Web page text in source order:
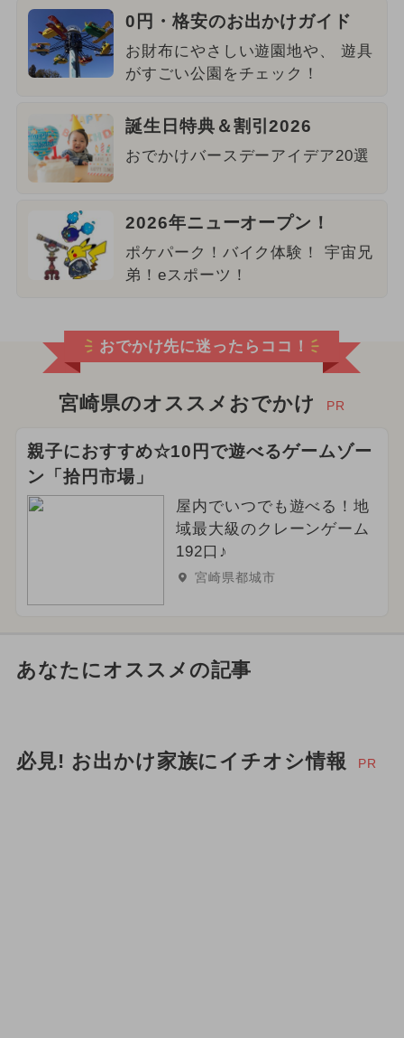
0円・格安のお出かけガイド
お財布にやさしい遊園地や、 遊具
がすごい公園をチェック！
誕生日特典＆割引2026
おでかけバースデーアイデア20選
2026年ニューオープン！
ポケパーク！バイク体験！ 宇宙兄
弟！eスポーツ！
おでかけ先に迷ったらココ！
宮崎県のオススメおでかけ PR
親子におすすめ☆10円で遊べるゲームゾー
ン「拾円市場」
屋内でいつでも遊べる！地
域最大級のクレーンゲーム
192口♪
宮崎県都城市
あなたにオススメの記事
必見! お出かけ家族にイチオシ情報 PR